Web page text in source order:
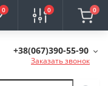
0 0 0
+38(067)390-55-90
Заказать звонок